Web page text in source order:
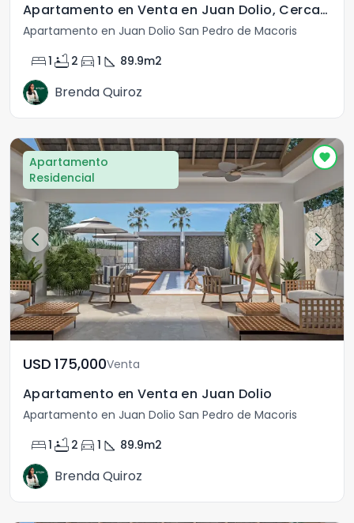
Apartamento en Venta en Juan Dolio, Cercano a la Playa
Apartamento en Juan Dolio San Pedro de Macoris
bed1 bathtub 2 directions_car 1 square_foot 89.9m2
Brenda Quiroz
Apartamento
Residencial
USD	175,000Venta
Apartamento en Venta en Juan Dolio
Apartamento en Juan Dolio San Pedro de Macoris
bed1 bathtub 2 directions_car 1 square_foot 89.9m2
Brenda Quiroz